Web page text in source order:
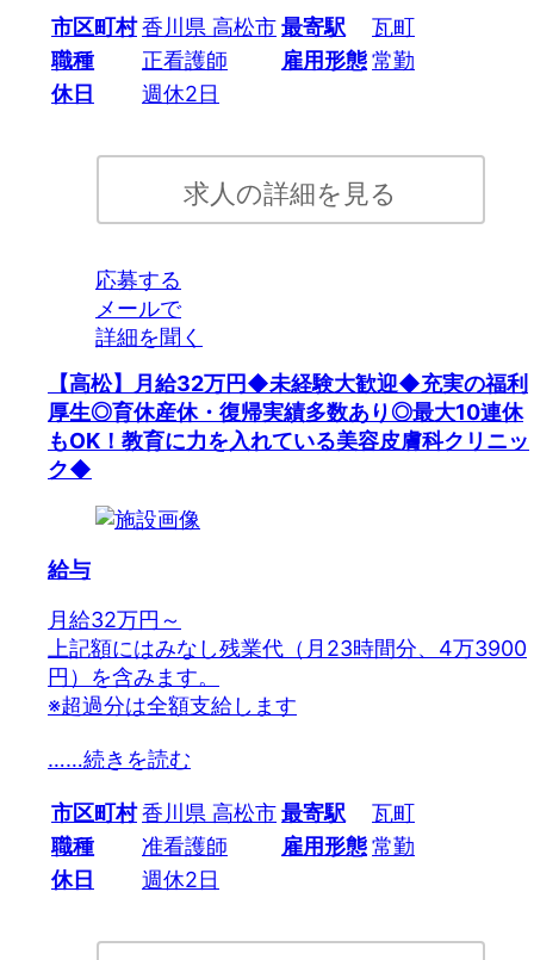
市区町村香川県 高松市最寄駅
瓦町
職種
正看護師 雇用形態常勤
休日
週休2日
求人の詳細を見る
応募する
メールで
詳細を聞く
【高松】月給32万円◆未経験大歓迎◆充実の福利
厚生◎育休産休・復帰実績多数あり◎最大10連休
もOK！教育に力を入れている美容皮膚科クリニッ
ク◆
給与
月給32万円～
上記額にはみなし残業代（月23時間分、4万3900
円）を含みます。
※超過分は全額支給します
……続きを読む
市区町村香川県 高松市最寄駅
瓦町
職種
准看護師 雇用形態常勤
休日
週休2日